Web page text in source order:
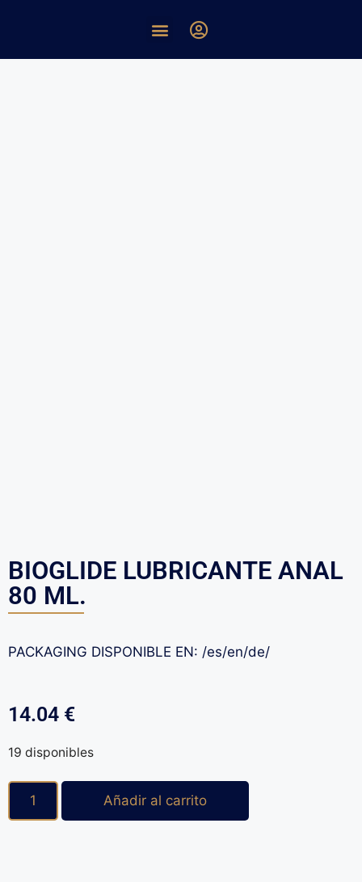
BIOGLIDE LUBRICANTE ANAL
80 ML.
PACKAGING DISPONIBLE EN: /es/en/de/
14.04 €
19 disponibles
Añadir al carrito